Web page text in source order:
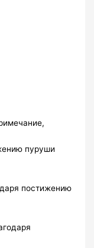
пуруши
постижению